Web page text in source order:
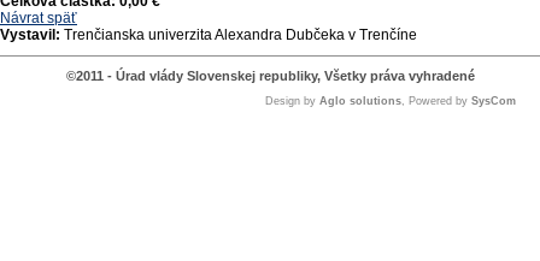
Návrat späť
Vystavil: Trenčianska univerzita Alexandra Dubčeka v Trenčíne
©2011 - Úrad vlády Slovenskej republiky, Všetky práva vyhradené
Design by Aglo solutions, Powered by SysCom